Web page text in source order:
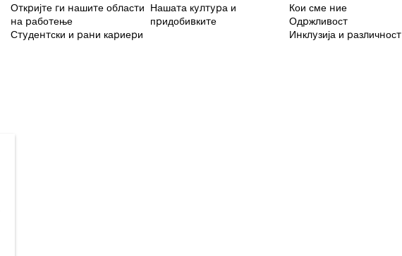
Откријте ги нашите области
на работење
Студентски и рани кариери
Нашата култура и
придобивките
Кои сме ние
Одржливост
Инклузија и различност